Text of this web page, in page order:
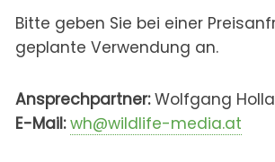
Bitte geben Sie bei einer
geplante Verwendung an.
Ansprechpartner:Wolfgang
E-Mail: wh@wildlife-media.at